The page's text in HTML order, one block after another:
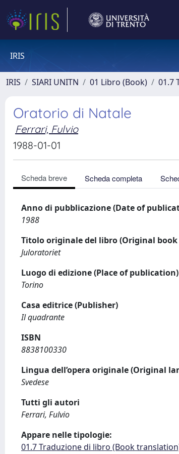
IRIS
IRIS SIARI UNITN 01 Libro (Book) 01.7
Oratorio di Natale
Ferrari, Fulvio
1988-01-01
Scheda breve Scheda completa
Anno di pubblicazione (Date of
1988
Titolo originale del libro (Original
Juloratoriet
Luogo di edizione (Place of publication)
Torino
Casa editrice (Publisher)
Il quadrante
ISBN
8838100330
Lingua dell’opera originale (Original
Svedese
Tutti gli autori
Ferrari, Fulvio
Appare nelle tipologie:
01.7 Traduzione di libro (Book